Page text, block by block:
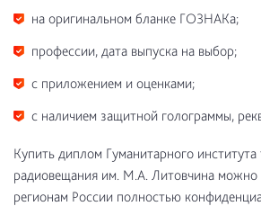
на оригинальном бланке ГОЗНАКа;
профессии, дата выпуска на выбор;
с приложением и оценками;
с наличием защитной голограммы,
Купить диплом Гуманитарного института
радиовещания им. М.А. Литовчина можно
регионам России полностью